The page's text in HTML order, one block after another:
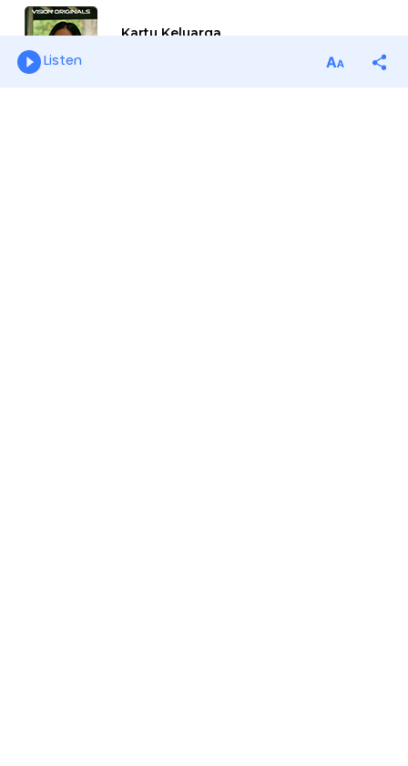
Listen